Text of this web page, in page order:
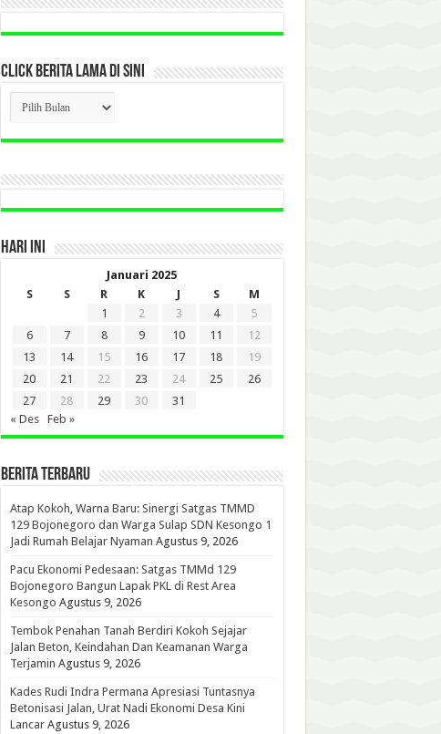
CLICK BERITA LAMA DI SINI
CLICK
BERITA
LAMA
DI
HARI INI
Januari 2025
S
S R K J S
M
1
2 3 4
5
6
7 8 9 10 11
12
13
14 15 16 17 18
19
20
21 22 23 24 25
26
27
28 29 30
31
« Des
Feb »
BERITA TERBARU
Atap Kokoh, Warna Baru: Sinergi Satgas TMMD
129 Bojonegoro dan Warga Sulap SDN Kesongo 1
Jadi Rumah Belajar Nyaman Agustus 9, 2026
Pacu Ekonomi Pedesaan: Satgas TMMd 129
Bojonegoro Bangun Lapak PKL di Rest Area
Kesongo Agustus 9, 2026
Tembok Penahan Tanah Berdiri Kokoh Sejajar
Jalan Beton, Keindahan Dan Keamanan Warga
Terjamin Agustus 9, 2026
Kades Rudi Indra Permana Apresiasi Tuntasnya
Betonisasi Jalan, Urat Nadi Ekonomi Desa Kini
Lancar Agustus 9, 2026